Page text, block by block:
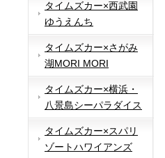
タイムズカー×西武園
ゆうえんち
タイムズカー×さがみ
湖MORI MORI
タイムズカー×横浜・
八景島シーパラダイス
タイムズカー×スパリ
ゾートハワイアンズ